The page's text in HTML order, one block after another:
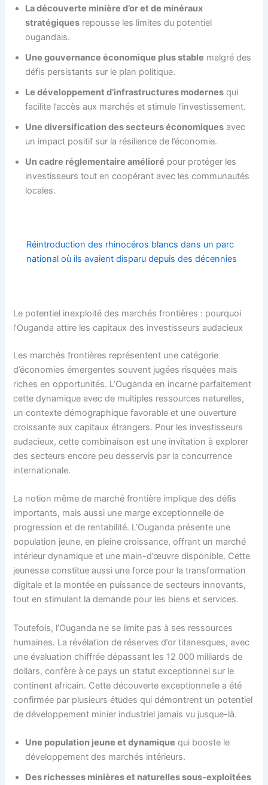
La découverte minière d’or et de minéraux
stratégiques repousse les limites du potentiel
ougandais.
Une gouvernance économique plus stable malgré des
défis persistants sur le plan politique.
Le développement d’infrastructures modernes qui
facilite l’accès aux marchés et stimule l’investissement.
Une diversification des secteurs économiques avec
un impact positif sur la résilience de l’économie.
Un cadre réglementaire amélioré pour protéger les
investisseurs tout en coopérant avec les communautés
locales.
Réintroduction des rhinocéros blancs dans un parc
national où ils avaient disparu depuis des décennies
Le potentiel inexploité des marchés frontières : pourquoi
l’Ouganda attire les capitaux des investisseurs audacieux
Les marchés frontières représentent une catégorie
d’économies émergentes souvent jugées risquées mais
riches en opportunités. L’Ouganda en incarne parfaitement
cette dynamique avec de multiples ressources naturelles,
un contexte démographique favorable et une ouverture
croissante aux capitaux étrangers. Pour les investisseurs
audacieux, cette combinaison est une invitation à explorer
des secteurs encore peu desservis par la concurrence
internationale.
La notion même de marché frontière implique des défis
importants, mais aussi une marge exceptionnelle de
progression et de rentabilité. L’Ouganda présente une
population jeune, en pleine croissance, offrant un marché
intérieur dynamique et une main-d’œuvre disponible. Cette
jeunesse constitue aussi une force pour la transformation
digitale et la montée en puissance de secteurs innovants,
tout en stimulant la demande pour les biens et services.
Toutefois, l’Ouganda ne se limite pas à ses ressources
humaines. La révélation de réserves d’or titanesques, avec
une évaluation chiffrée dépassant les 12 000 milliards de
dollars, confère à ce pays un statut exceptionnel sur le
continent africain. Cette découverte exceptionnelle a été
confirmée par plusieurs études qui démontrent un potentiel
de développement minier industriel jamais vu jusque-là.
Une population jeune et dynamique qui booste le
développement des marchés intérieurs.
Des richesses minières et naturelles sous-exploitées